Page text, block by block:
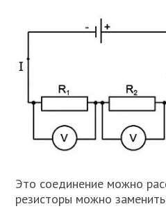
Это соединение можно
резисторы можно